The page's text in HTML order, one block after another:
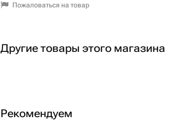
Пожаловаться на товар
Другие товары этого магазина
Рекомендуем